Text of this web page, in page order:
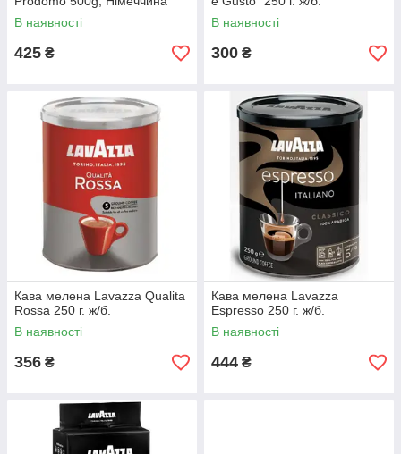
В наявності
425 ₴
В наявності
300 ₴
Кава мелена Lavazza Qualita
Rossa 250 г. ж/б.
В наявності
356 ₴
Кава мелена Lavazza
Espresso 250 г. ж/б.
В наявності
444 ₴